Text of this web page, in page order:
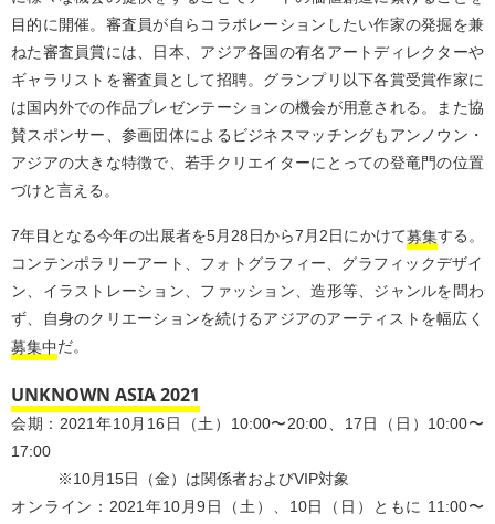
目的に開催。審査員が自らコラボレーションしたい作家の発掘を兼
ねた審査員賞には、日本、アジア各国の有名アートディレクターや
ギャラリストを審査員として招聘。グランプリ以下各賞受賞作家に
は国内外での作品プレゼンテーションの機会が用意される。また協
賛スポンサー、参画団体によるビジネスマッチングもアンノウン・
アジアの大きな特徴で、若手クリエイターにとっての登竜門の位置
づけと言える。
7年目となる今年の出展者を5月28日から7月2日にかけて募集する。
コンテンポラリーアート、フォトグラフィー、グラフィックデザイ
ン、イラストレーション、ファッション、造形等、ジャンルを問わ
ず、自身のクリエーションを続けるアジアのアーティストを幅広く
募集中だ。
UNKNOWN ASIA 2021
会期：2021年10月16日（土）10:00〜20:00、17日（日）10:00〜
17:00
※10月15日（金）は関係者およびVIP対象
オンライン：2021年10月9日（土）、10日（日）ともに 11:00〜